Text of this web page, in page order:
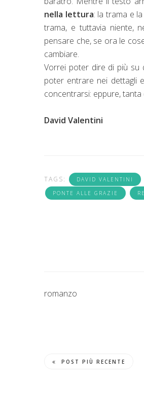
nella lettura: la trama e
trama, e tuttavia niente,
pensare che, se ora le
cambiare.
Vorrei poter dire di più su
poter entrare nei dettagli
concentrarsi: eppure,
David Valentini
TAGS: DAVID VALENTINI
PONTE ALLE GRAZIE
romanzo
POST PIÙ RECENTE